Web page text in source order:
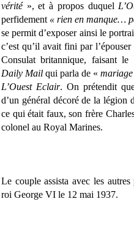
vérité», et à propos duquel
perfidement « rien en manque…
se permit d’exposer ainsi le
c’est qu’il avait fini par l’épouser
Consulat britannique, faisant
Daily Mail qui parla de « mariage
L’Ouest Eclair. On prétendit
d’un général décoré de la légion
ce qui était faux, son frère
colonel au Royal Marines.
Le couple assista avec les
roi George VI le 12 mai 1937.